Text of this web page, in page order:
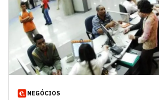
NEGÓCIOS